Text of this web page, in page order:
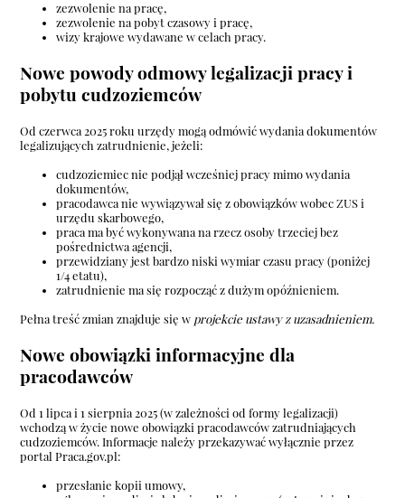
zezwolenie na pracę,
zezwolenie na pobyt czasowy i pracę,
wizy krajowe wydawane w celach pracy.
Nowe powody odmowy legalizacji pracy i
pobytu cudzoziemców
Od czerwca 2025 roku urzędy mogą odmówić wydania dokumentów
legalizujących zatrudnienie, jeżeli:
cudzoziemiec nie podjął wcześniej pracy mimo wydania
dokumentów,
pracodawca nie wywiązywał się z obowiązków wobec ZUS i
urzędu skarbowego,
praca ma być wykonywana na rzecz osoby trzeciej bez
pośrednictwa agencji,
przewidziany jest bardzo niski wymiar czasu pracy (poniżej
1/4 etatu),
zatrudnienie ma się rozpocząć z dużym opóźnieniem.
Pełna treść zmian znajduje się w projekcie ustawy z uzasadnieniem.
Nowe obowiązki informacyjne dla
pracodawców
Od 1 lipca i 1 sierpnia 2025 (w zależności od formy legalizacji)
wchodzą w życie nowe obowiązki pracodawców zatrudniających
cudzoziemców. Informacje należy przekazywać wyłącznie przez
portal Praca.gov.pl:
przesłanie kopii umowy,